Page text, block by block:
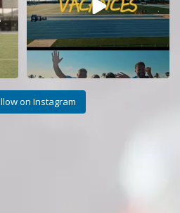
on Instagram